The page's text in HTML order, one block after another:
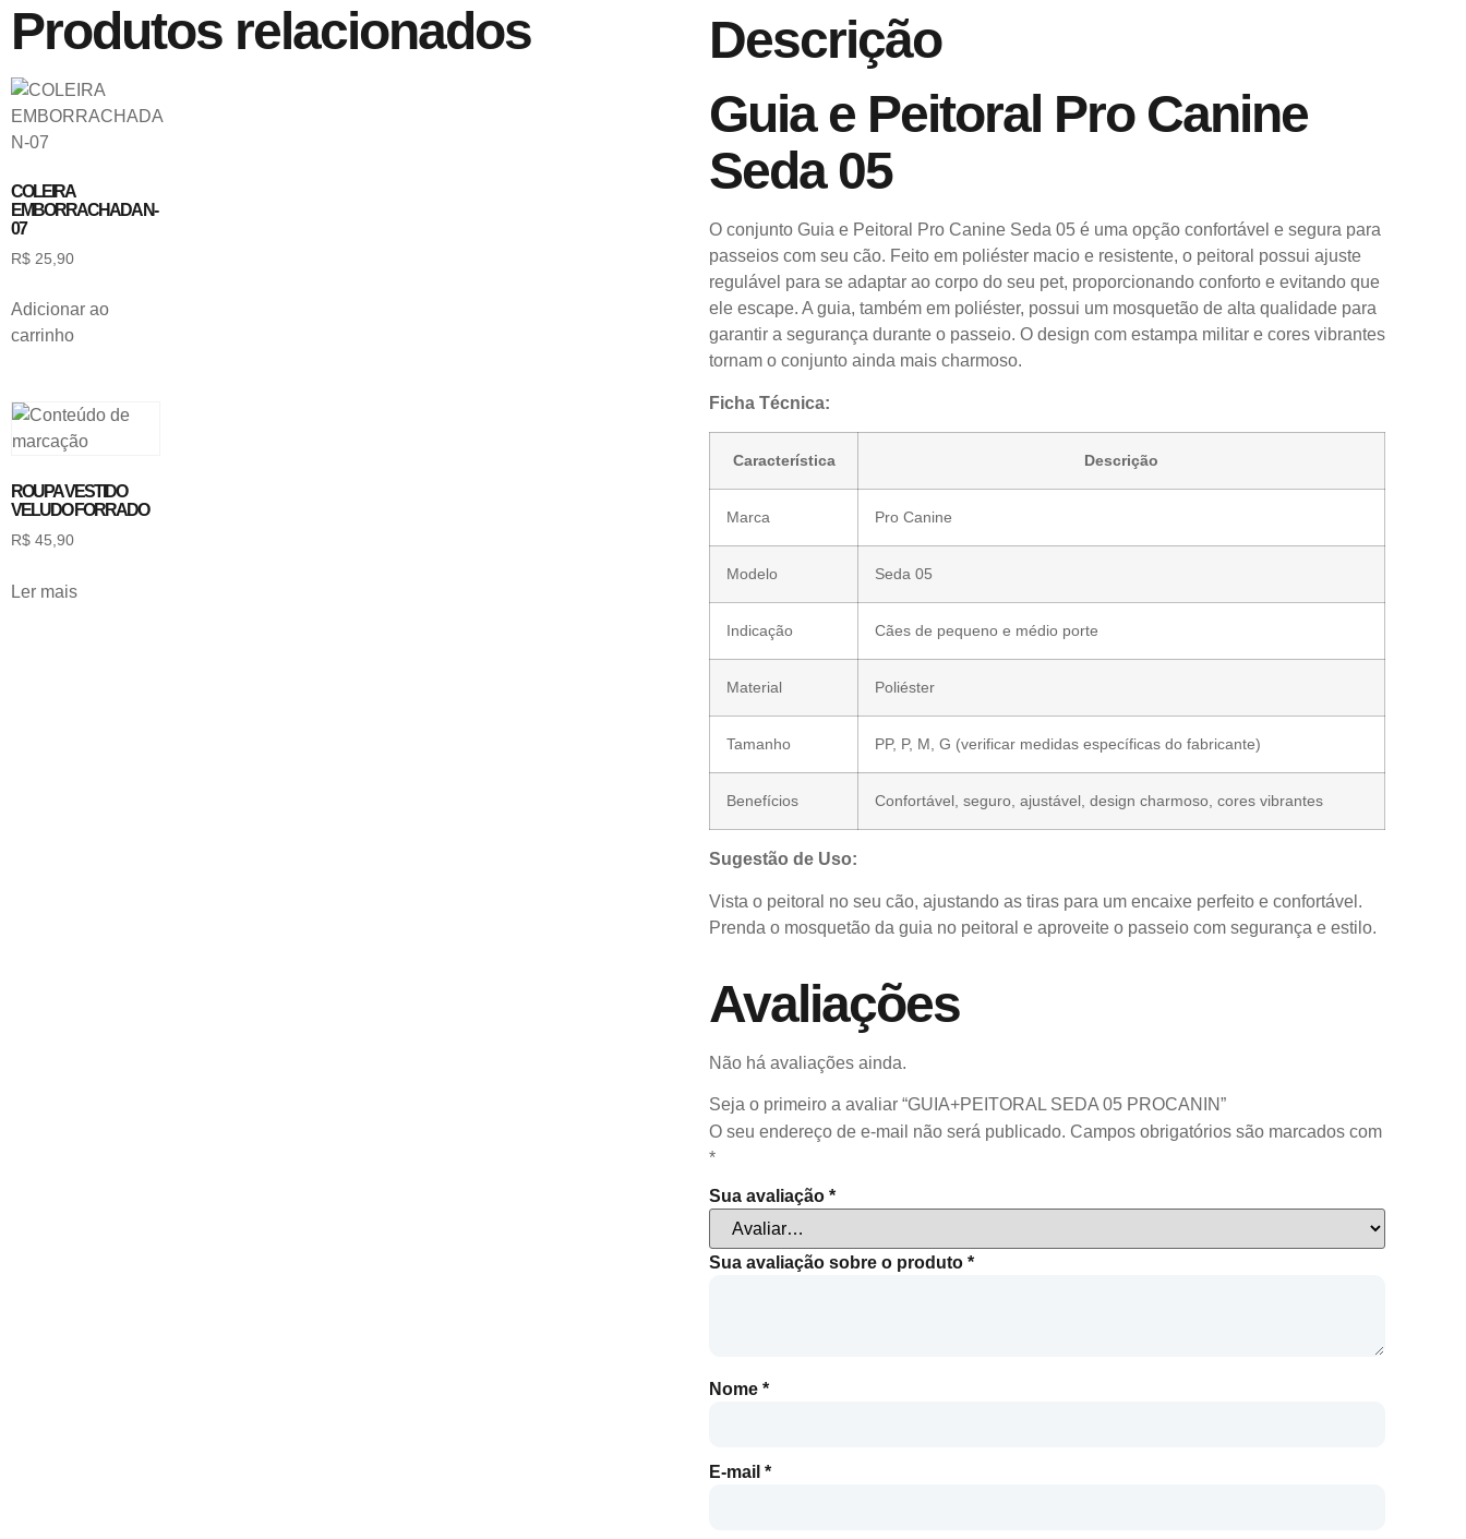
Produtos relacionados
COLEIRA
EMBORRACHADA N-
07
R$ 25,90
Adicionar ao
carrinho
ROUPA VESTIDO
VELUDO FORRADO
R$ 45,90
Ler mais
Descrição
Guia e Peitoral Pro Canine
Seda 05
O conjunto Guia e Peitoral Pro Canine Seda 05 é uma opção confortável e segura para
passeios com seu cão. Feito em poliéster macio e resistente, o peitoral possui ajuste
regulável para se adaptar ao corpo do seu pet, proporcionando conforto e evitando que
ele escape. A guia, também em poliéster, possui um mosquetão de alta qualidade para
garantir a segurança durante o passeio. O design com estampa militar e cores vibrantes
tornam o conjunto ainda mais charmoso.
Ficha Técnica:
Característica Descrição
Marca Pro Canine
Modelo Seda 05
Indicação Cães de pequeno e médio porte
Material Poliéster
Tamanho PP, P, M, G (verificar medidas específicas do fabricante)
Benefícios Confortável, seguro, ajustável, design charmoso, cores vibrantes
Sugestão de Uso:
Vista o peitoral no seu cão, ajustando as tiras para um encaixe perfeito e confortável.
Prenda o mosquetão da guia no peitoral e aproveite o passeio com segurança e estilo.
Avaliações
Não há avaliações ainda.
Seja o primeiro a avaliar “GUIA+PEITORAL SEDA 05 PROCANIN”
O seu endereço de e-mail não será publicado. Campos obrigatórios são marcados com
*
Sua avaliação *
Sua avaliação sobre o produto *
Nome *
E-mail *